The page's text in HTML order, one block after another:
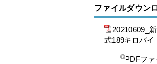
ファイルダウン
20210609_
式189キロバイ
PDFフ